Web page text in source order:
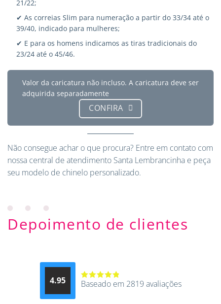
21/22;
✔ As correias Slim para numeração a partir do 33/34 até o
39/40, indicado para mulheres;
✔ E para os homens indicamos as tiras tradicionais do
23/24 até o 45/46.
Valor da caricatura não incluso. A caricatura deve ser
adquirida separadamente
CONFIRA
Não consegue achar o que procura? Entre em contato com
nossa central de atendimento Santa Lembrancinha e peça
seu modelo de chinelo personalizado.
Depoimento de clientes
4.95
Avaliação
Baseado em 2819 avaliações